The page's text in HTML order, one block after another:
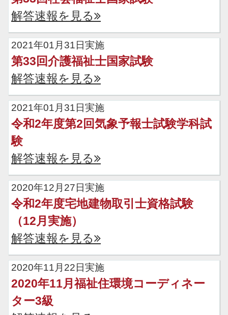
解答速報を見る
2021年01月31日実施
第33回介護福祉士国家試験
解答速報を見る
2021年01月31日実施
令和2年度第2回気象予報士試験学科試
験
解答速報を見る
2020年12月27日実施
令和2年度宅地建物取引士資格試験
（12月実施）
解答速報を見る
2020年11月22日実施
2020年11月福祉住環境コーディネー
ター3級